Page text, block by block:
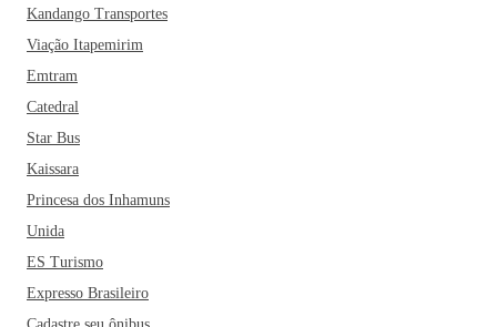
Kandango Transportes
Viação Itapemirim
Emtram
Catedral
Star Bus
Kaissara
Princesa dos Inhamuns
Unida
ES Turismo
Expresso Brasileiro